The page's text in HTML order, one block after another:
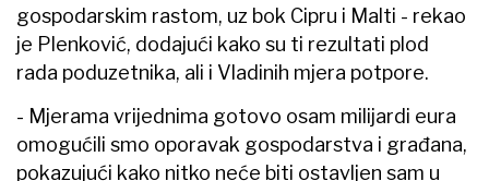
gospodarskim rastom, uz bok Cipru i Malti - rekao
je Plenković, dodajući kako su ti rezultati plod
rada poduzetnika, ali i Vladinih mjera potpore.
- Mjerama vrijednima gotovo osam milijardi eura
omogućili smo oporavak gospodarstva i građana,
pokazujući kako nitko neće biti ostavljen sam u